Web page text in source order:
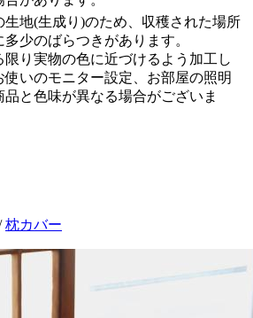
生地(生成り)のため、収穫された場所
少のばらつきがあります。
り実物の色に近づけるよう加工し
いのモニター設定、お部屋の照明
と色味が異なる場合がございま
枕カバー